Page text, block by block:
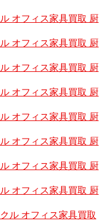
オフィス家具買取 厨
オフィス家具買取 厨
オフィス家具買取 厨
オフィス家具買取 厨
オフィス家具買取 厨
オフィス家具買取 厨
オフィス家具買取 厨
オフィス家具買取 厨
ル オフィス家具買取